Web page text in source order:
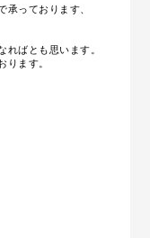
承っております、
ればとも思います。
ります。